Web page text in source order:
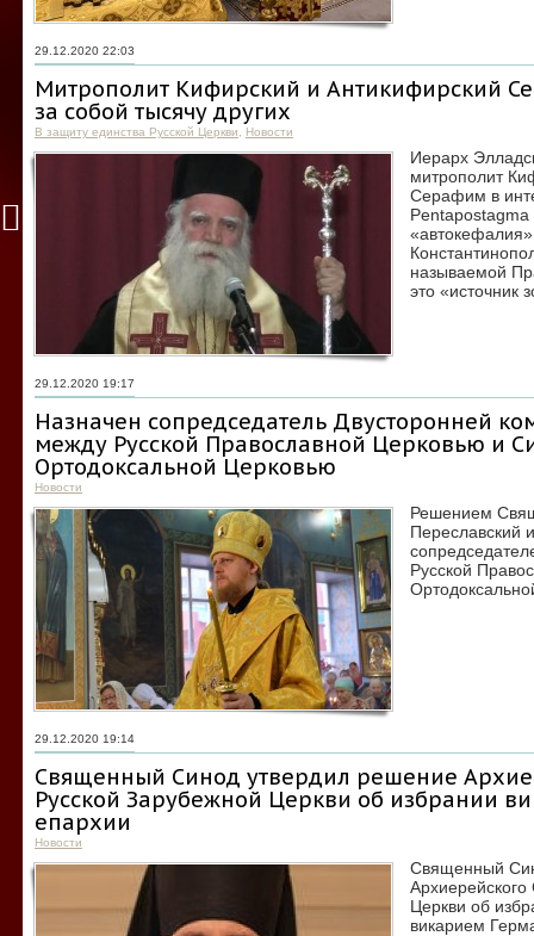
29.12.2020 22:03
Митрополит Кифирский и Антикифирский
за собой тысячу других
В защиту единства Русской Церкви Новости
Иерарх
митрополит
Серафим в
Рentapostagma
называемой
это «источник
29.12.2020 19:17
Назначен сопредседатель Двусторонней
между Русской Православной Церковью и
Ортодоксальной Церковью
Новости
Решением
Переславский
Русской
29.12.2020 19:14
Священный Синод утвердил решение
Русской Зарубежной Церкви об избрании
епархии
Новости
Священный
Церкви об
викарием